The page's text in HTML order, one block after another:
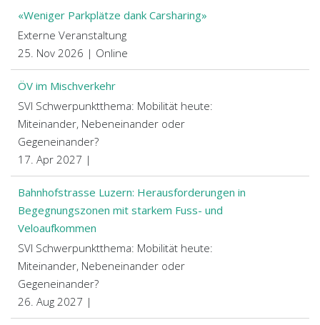
«Weniger Parkplätze dank Carsharing»
Externe Veranstaltung
25. Nov 2026 | Online
ÖV im Mischverkehr
SVI Schwerpunktthema: Mobilität heute:
Miteinander, Nebeneinander oder
Gegeneinander?
17. Apr 2027 |
Bahnhofstrasse Luzern: Herausforderungen in
Begegnungszonen mit starkem Fuss- und
Veloaufkommen
SVI Schwerpunktthema: Mobilität heute:
Miteinander, Nebeneinander oder
Gegeneinander?
26. Aug 2027 |